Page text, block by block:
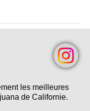
les meilleures
de Californie.